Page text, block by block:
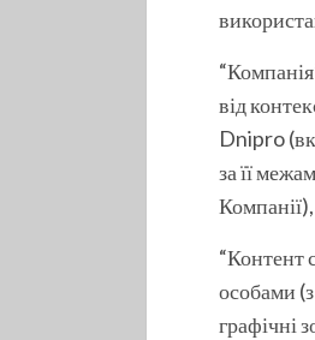
від
Dnipro
за її
“Контент
особами
графічні